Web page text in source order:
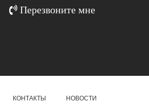
Перезвоните мне
КОНТАКТЫ НОВОСТИ